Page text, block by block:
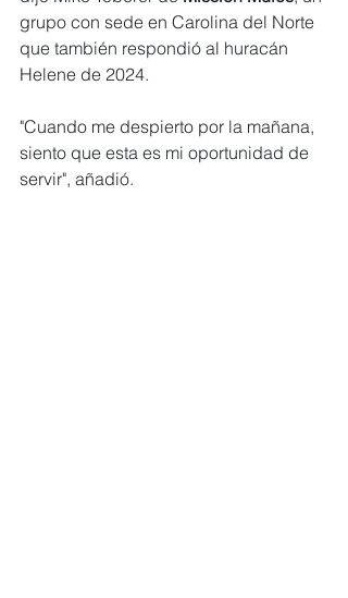
grupo con sede en Carolina del Norte
que también respondió al huracán
Helene de 2024.
"Cuando me despierto por la mañana,
siento que esta es mi oportunidad de
servir", añadió.